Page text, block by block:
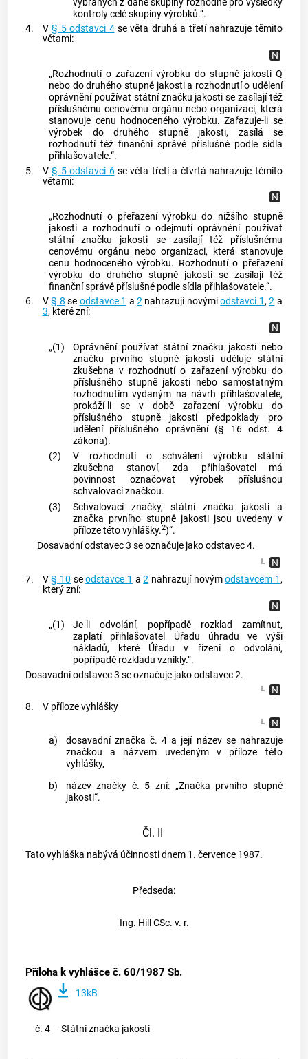
kontroly celé skupiny výrobků.“.
4.
V§ 5 odstavci 4se věta druhá a třetí nahrazuje těmito
větami:
„Rozhodnutí o zařazení výrobku do stupně jakosti Q
nebo do druhého stupně jakosti a rozhodnutí o udělení
oprávnění používat státní značku jakosti se zasílají též
příslušnému cenovému orgánu nebo organizaci, která
stanovuje cenu hodnoceného výrobku. Zařazuje-li se
výrobek do druhého stupně jakosti, zasílá se
rozhodnutí též finanční správě příslušné podle sídla
přihlašovatele.“.
5.
V§ 5 odstavci 6se věta třetí a čtvrtá nahrazuje těmito
větami:
„Rozhodnutí o přeřazení výrobku do nižšího stupně
jakosti a rozhodnutí o odejmutí oprávnění používat
státní značku jakosti se zasílají též příslušnému
cenovému orgánu nebo organizaci, která stanovuje
cenu hodnoceného výrobku. Rozhodnutí o přeřazení
výrobku do druhého stupně jakosti se zasílají též
finanční správě příslušné podle sídla přihlašovatele.“.
6.
V§ 8 se odstavce 1 a 2 nahrazují novýmiodstavci 1,2 a
3, které zní:
„(1)
Oprávnění používat státní značku jakosti nebo
značku prvního stupně jakosti uděluje státní
zkušebna v rozhodnutí o zařazení výrobku do
příslušného stupně jakosti nebo samostatným
rozhodnutím vydaným na návrh přihlašovatele,
prokáží-li se v době zařazení výrobku do
příslušného stupně jakosti předpoklady pro
udělení příslušného oprávnění (§ 16 odst. 4
zákona).
(2)
V rozhodnutí o schválení výrobku státní
zkušebna stanoví, zda přihlašovatel má
povinnost označovat výrobek příslušnou
schvalovací značkou.
(3)
Schvalovací značky, státní značka jakosti a
značka prvního stupně jakosti jsou uvedeny v
příloze této vyhlášky.2)“.
Dosavadní odstavec 3 se označuje jako odstavec 4.
7. V§ 10 seodstavce 1 a2 nahrazují novýmodstavcem 1,
který zní:
„(1)
Je-li odvolání, popřípadě rozklad zamítnut,
zaplatí přihlašovatel Úřadu úhradu ve výši
nákladů, které Úřadu v řízení o odvolání,
popřípadě rozkladu vznikly.“.
Dosavadní odstavec 3 se označuje jako odstavec 2.
8. V příloze vyhlášky
a)
dosavadní značka č. 4 a její název se nahrazuje
značkou a názvem uvedeným v příloze této
vyhlášky,
b)
název značky č. 5 zní: „Značka prvního stupně
jakosti“.
Čl. II
Tato vyhláška nabývá účinnosti dnem 1. července 1987.
Předseda:
Ing. Hill CSc. v. r.
Příloha k vyhlášce č. 60/1987 Sb.
13kB
č. 4 – Státní značka jakosti